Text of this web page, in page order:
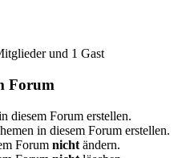
und 1 Gast
Forum
diesem Forum erstellen.
in diesem Forum erstellen.
Forum nicht ändern.